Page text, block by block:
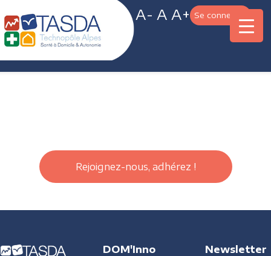
A- A A+ Se connecter
Rejoignez-nous, adhérez !
DOM'Inno Newsletter